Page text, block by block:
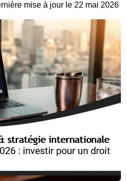
mise à jour le 22 mai 2026